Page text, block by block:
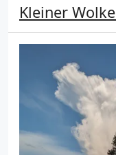
Kleiner